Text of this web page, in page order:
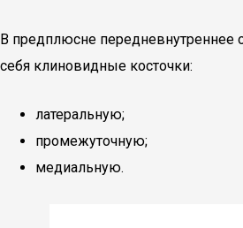
В предплюсне передневнутреннее
себя клиновидные косточки:
латеральную;
промежуточную;
медиальную.